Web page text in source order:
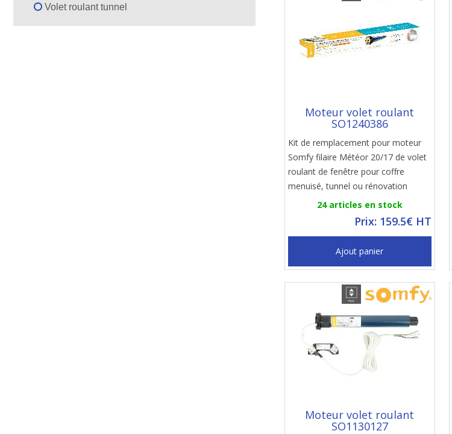
Volet roulant tunnel
Moteur volet roulant
SO1240386
Kit de remplacement pour moteur
Somfy filaire Météor 20/17 de volet
roulant de fenêtre pour coffre
menuisé, tunnel ou rénovation
24 articles en stock
Prix: 159.5€ HT
Ajout panier
Moteur volet roulant
SO1130127